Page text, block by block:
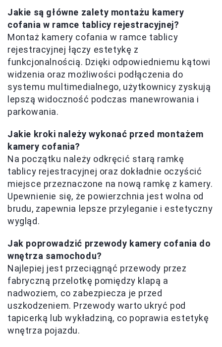
Jakie są główne zalety montażu kamery
cofania w ramce tablicy rejestracyjnej?
Montaż kamery cofania w ramce tablicy
rejestracyjnej łączy estetykę z
funkcjonalnością. Dzięki odpowiedniemu kątowi
widzenia oraz możliwości podłączenia do
systemu multimedialnego, użytkownicy zyskują
lepszą widoczność podczas manewrowania i
parkowania.
Jakie kroki należy wykonać przed montażem
kamery cofania?
Na początku należy odkręcić starą ramkę
tablicy rejestracyjnej oraz dokładnie oczyścić
miejsce przeznaczone na nową ramkę z kamery.
Upewnienie się, że powierzchnia jest wolna od
brudu, zapewnia lepsze przyleganie i estetyczny
wygląd.
Jak poprowadzić przewody kamery cofania do
wnętrza samochodu?
Najlepiej jest przeciągnąć przewody przez
fabryczną przelotkę pomiędzy klapą a
nadwoziem, co zabezpiecza je przed
uszkodzeniem. Przewody warto ukryć pod
tapicerką lub wykładziną, co poprawia estetykę
wnętrza pojazdu.